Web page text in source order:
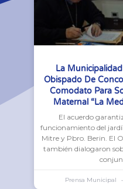
La
Obispado De
Comodato Para
Maternal “La
El acuerdo
funcionamiento del
Mitre y Pbro. Berin. El
también dialogaron
Prensa Municipal